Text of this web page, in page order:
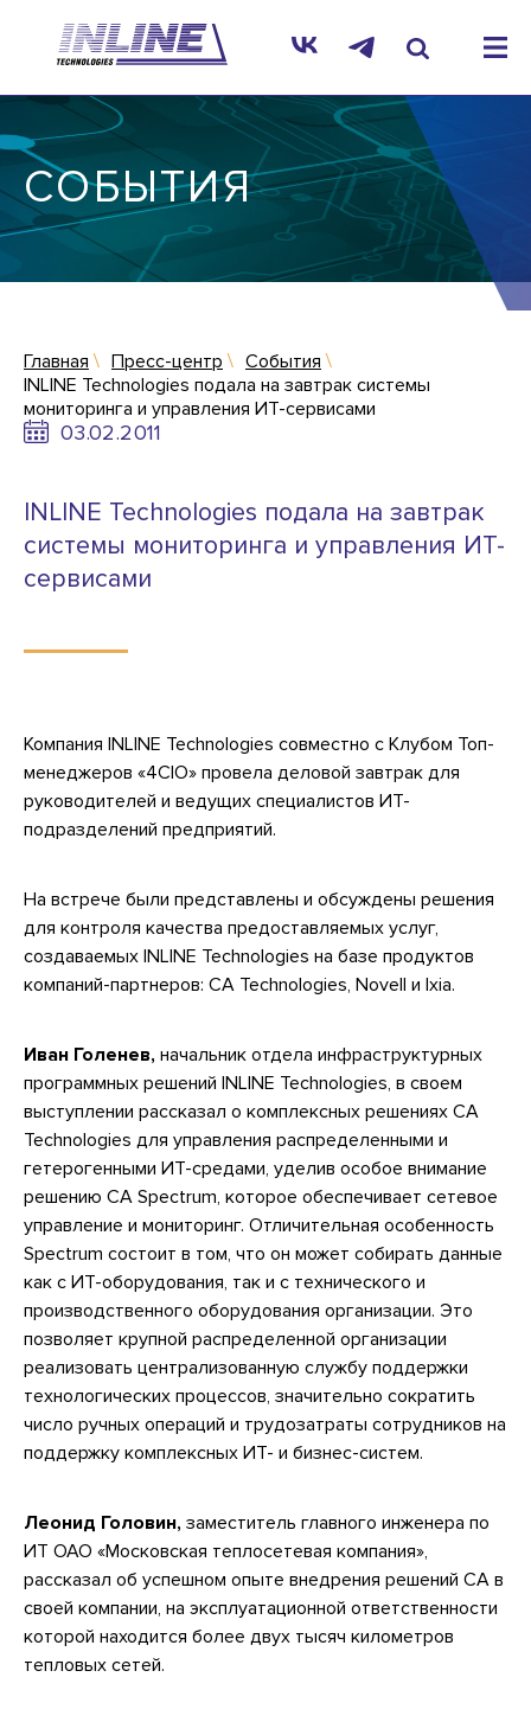
СОБЫТИЯ
Главная Пресс-центр
События
INLINE Technologies подала на завтрак системы
мониторинга и управления ИТ-сервисами
03.02.2011
INLINE Technologies подала на завтрак
системы мониторинга и управления ИТ-
сервисами
Компания INLINE Technologies совместно с Клубом Топ-
менеджеров «4CIO» провела деловой завтрак для
руководителей и ведущих специалистов ИТ-
подразделений предприятий.
На встрече были представлены и обсуждены решения
для контроля качества предоставляемых услуг,
создаваемых INLINE Technologies на базе продуктов
компаний-партнеров: CA Technologies, Novell и Ixia.
Иван Голенев, начальник отдела инфраструктурных
программных решений INLINE Technologies, в своем
выступлении рассказал о комплексных решениях CA
Technologies для управления распределенными и
гетерогенными ИТ-средами, уделив особое внимание
решению CA Spectrum, которое обеспечивает сетевое
управление и мониторинг. Отличительная особенность
Spectrum состоит в том, что он может собирать данные
как с ИТ-оборудования, так и с технического и
производственного оборудования организации. Это
позволяет крупной распределенной организации
реализовать централизованную службу поддержки
технологических процессов, значительно сократить
число ручных операций и трудозатраты сотрудников на
поддержку комплексных ИТ- и бизнес-систем.
Леонид Головин, заместитель главного инженера по
ИТ ОАО «Московская теплосетевая компания»,
рассказал об успешном опыте внедрения решений CA в
своей компании, на эксплуатационной ответственности
которой находится более двух тысяч километров
тепловых сетей.